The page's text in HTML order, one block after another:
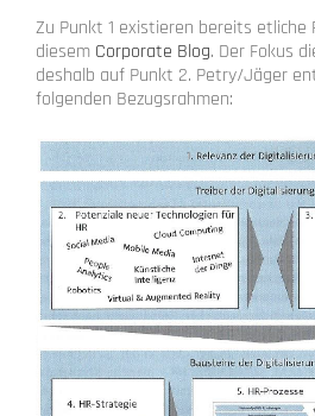
Zu Punkt 1 existieren bereits etliche
diesem Corporate Blog. Der Fokus
deshalb auf Punkt 2. Petry/Jäger
folgenden Bezugsrahmen: